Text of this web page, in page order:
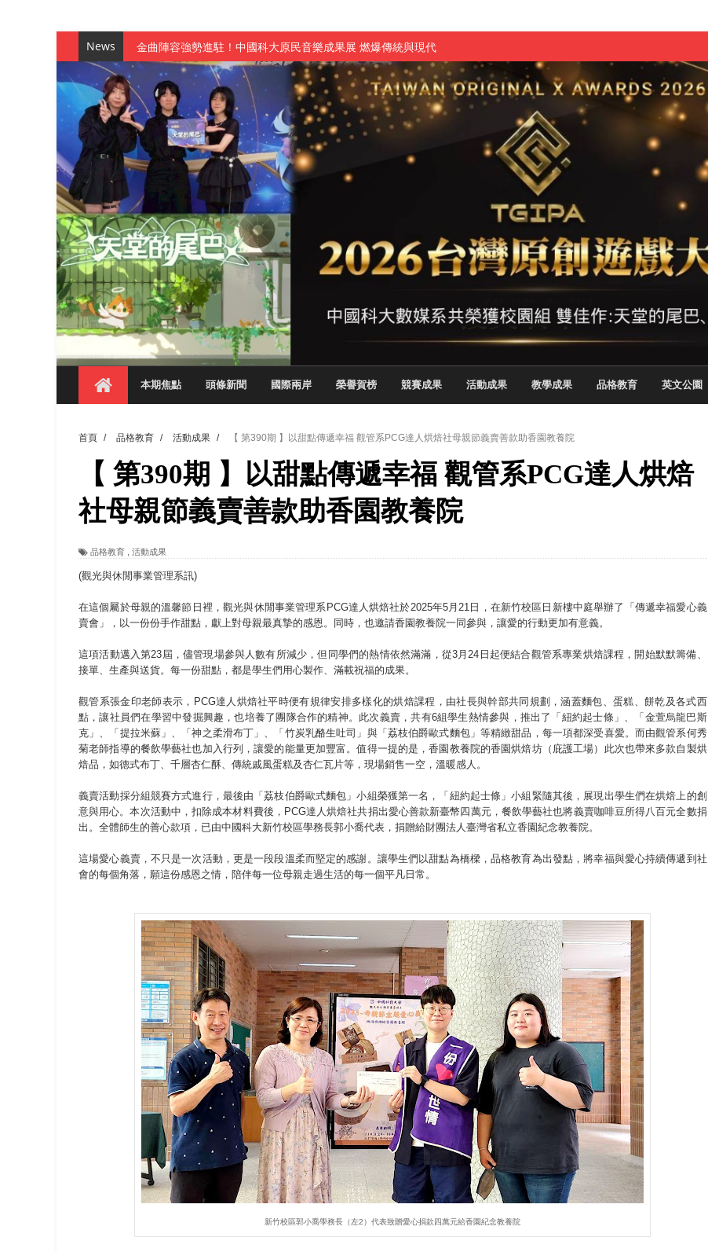
News
金曲陣容強勢進駐！中國科大原民音樂成果展 燃爆傳統與現代
數媒系《天堂的尾巴》、《礦影》勇奪台灣原創遊戲大賞雙佳作
師生攜手磨練一個月！觀管系榮獲天籟盃全國大專廣播詞競賽英文組佳作
一銀彭仁主中國科大開講 解密AI時代的金融轉型與數位正義
通識教育中心主辦「114學年度AI英文自我介紹比賽」成績出爐
數據後的溫度：財金系傑出校友共議「人文素養」 點亮智慧金融時代的跨域新局
森城建設股份有限公司捐贈 嘉惠行管系莘莘學子
產學合作新里程！財金系師生參訪中租控股 探索金融實習優勢
英文公園 315期
【 第404期 】影視系榮獲59屆美國休士頓國際影展最高榮譽白金獎
【 第404期 】你抓得到我嗎？數媒系VR新創遊戲抱回金點新秀獎
【 第404期 】數媒系《光影潛歷史》榮獲全國實務專題競賽第一名
【 第404期 】探索空間設計解方 室設系學子於 2026 TSID 提出具體舊建築再利用提案
【 第404期 】從創意到實踐 數媒系學生於技專校院電腦動畫競賽嶄露頭角
【 第404期 】此夏，向未來！ 中國科大新竹畢典青銀共學、逐夢啟航
領航AI創先例！ 數媒系錄音室獲「杜比全景聲」與「Wwise」雙認證
觀管系展現跨域創新與實作育人成效 AI智慧餐飲管家獲全國第二名
學務處舉辦「董事長『聊』心室」 上官董事長與青年學子溫馨對談 傳遞品格與智慧力量
成人之美成就學生夢想 菁英學程陪伴財金系學生蛻變成金融新星
本期焦點 頭條新聞 國際兩岸 榮譽賀榜 競賽成果 活動成果 教學成果 品格教育 英文公園
首頁 / 品格教育 / 活動成果 / 【 第390期 】以甜點傳遞幸福 觀管系PCG達人烘焙社母親節義賣善款助香園教養院
【 第390期 】以甜點傳遞幸福 觀管系PCG達人烘焙
社母親節義賣善款助香園教養院
品格教育 活動成果
(觀光與休閒事業管理系訊)
在這個屬於母親的溫馨節日裡，觀光與休閒事業管理系PCG達人烘焙社於2025年5月21日，在新竹校區日新樓中庭舉辦了「傳遞幸福愛心義
賣會」，以一份份手作甜點，獻上對母親最真摯的感恩。同時，也邀請香園教養院一同參與，讓愛的行動更加有意義。
這項活動邁入第23屆，儘管現場參與人數有所減少，但同學們的熱情依然滿滿，從3月24日起便結合觀管系專業烘焙課程，開始默默籌備、
接單、生產與送貨。每一份甜點，都是學生們用心製作、滿載祝福的成果。
觀管系張金印老師表示，PCG達人烘焙社平時便有規律安排多樣化的烘焙課程，由社長與幹部共同規劃，涵蓋麵包、蛋糕、餅乾及各式西
點，讓社員們在學習中發掘興趣，也培養了團隊合作的精神。此次義賣，共有6組學生熱情參與，推出了「紐約起士條」、「金萱烏龍巴斯
克」、「提拉米蘇」、「神之柔滑布丁」、「竹炭乳酪生吐司」與「荔枝伯爵歐式麵包」等精緻甜品，每一項都深受喜愛。而由觀管系何秀
菊老師指導的餐飲學藝社也加入行列，讓愛的能量更加豐富。值得一提的是，香園教養院的香園烘焙坊（庇護工場）此次也帶來多款自製烘
焙品，如德式布丁、千層杏仁酥、傳統戚風蛋糕及杏仁瓦片等，現場銷售一空，溫暖感人。
義賣活動採分組競賽方式進行，最後由「荔枝伯爵歐式麵包」小組榮獲第一名，「紐約起士條」小組緊隨其後，展現出學生們在烘焙上的創
意與用心。本次活動中，扣除成本材料費後，PCG達人烘焙社共捐出愛心善款新臺幣四萬元，餐飲學藝社也將義賣咖啡豆所得八百元全數捐
出。全體師生的善心款項，已由中國科大新竹校區學務長郭小喬代表，捐贈給財團法人臺灣省私立香園紀念教養院。
這場愛心義賣，不只是一次活動，更是一段段溫柔而堅定的感謝。讓學生們以甜點為橋樑，品格教育為出發點，將幸福與愛心持續傳遞到社
會的每個角落，願這份感恩之情，陪伴每一位母親走過生活的每一個平凡日常。
新竹校區郭小喬學務長（左2）代表致贈愛心捐款四萬元給香園紀念教養院